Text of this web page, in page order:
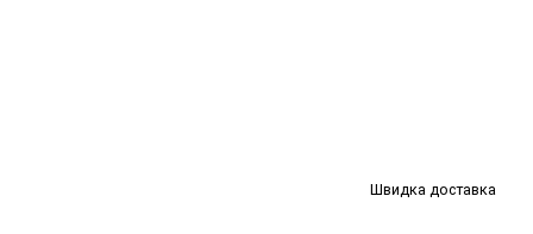
Швидка доставка